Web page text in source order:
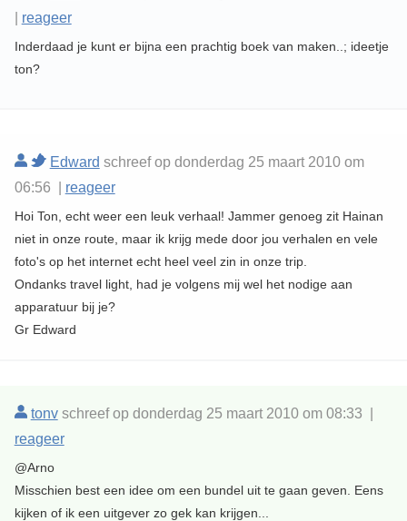
reageer
Inderdaad je kunt er bijna een prachtig boek van maken..; ideetje
ton?
Edward schreef op donderdag 25 maart 2010 om
06:56 | reageer
Hoi Ton, echt weer een leuk verhaal! Jammer genoeg zit Hainan
niet in onze route, maar ik krijg mede door jou verhalen en vele
foto's op het internet echt heel veel zin in onze trip.
Ondanks travel light, had je volgens mij wel het nodige aan
apparatuur bij je?
Gr Edward
tonvschreef op donderdag 25 maart 2010 om 08:33 |
reageer
@Arno
Misschien best een idee om een bundel uit te gaan geven. Eens
kijken of ik een uitgever zo gek kan krijgen...